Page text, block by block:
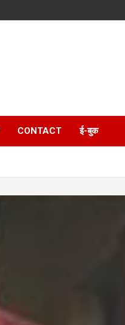
CONTACT ई-बुक